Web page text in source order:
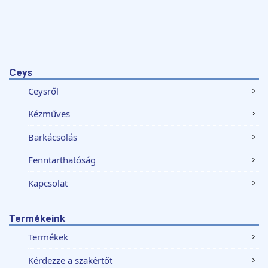
Ceys
Ceysről
Kézműves
Barkácsolás
Fenntarthatóság
Kapcsolat
Termékeink
Termékek
Kérdezze a szakértőt